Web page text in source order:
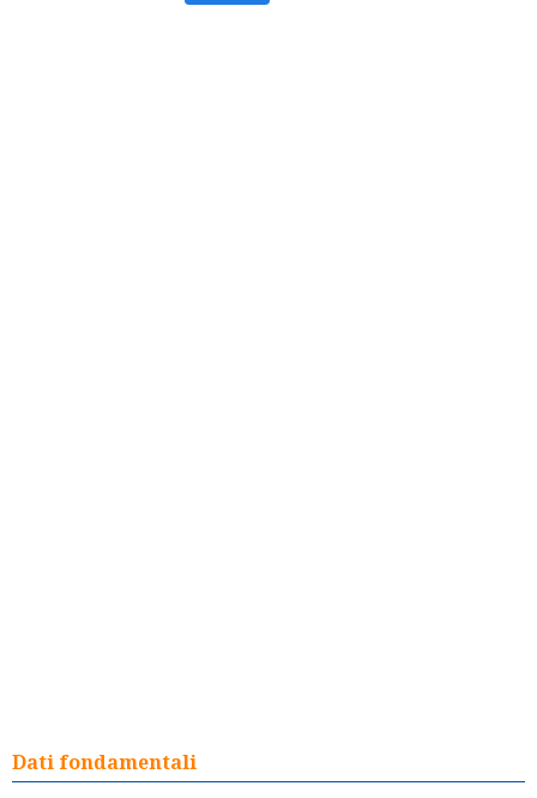
Dati fondamentali